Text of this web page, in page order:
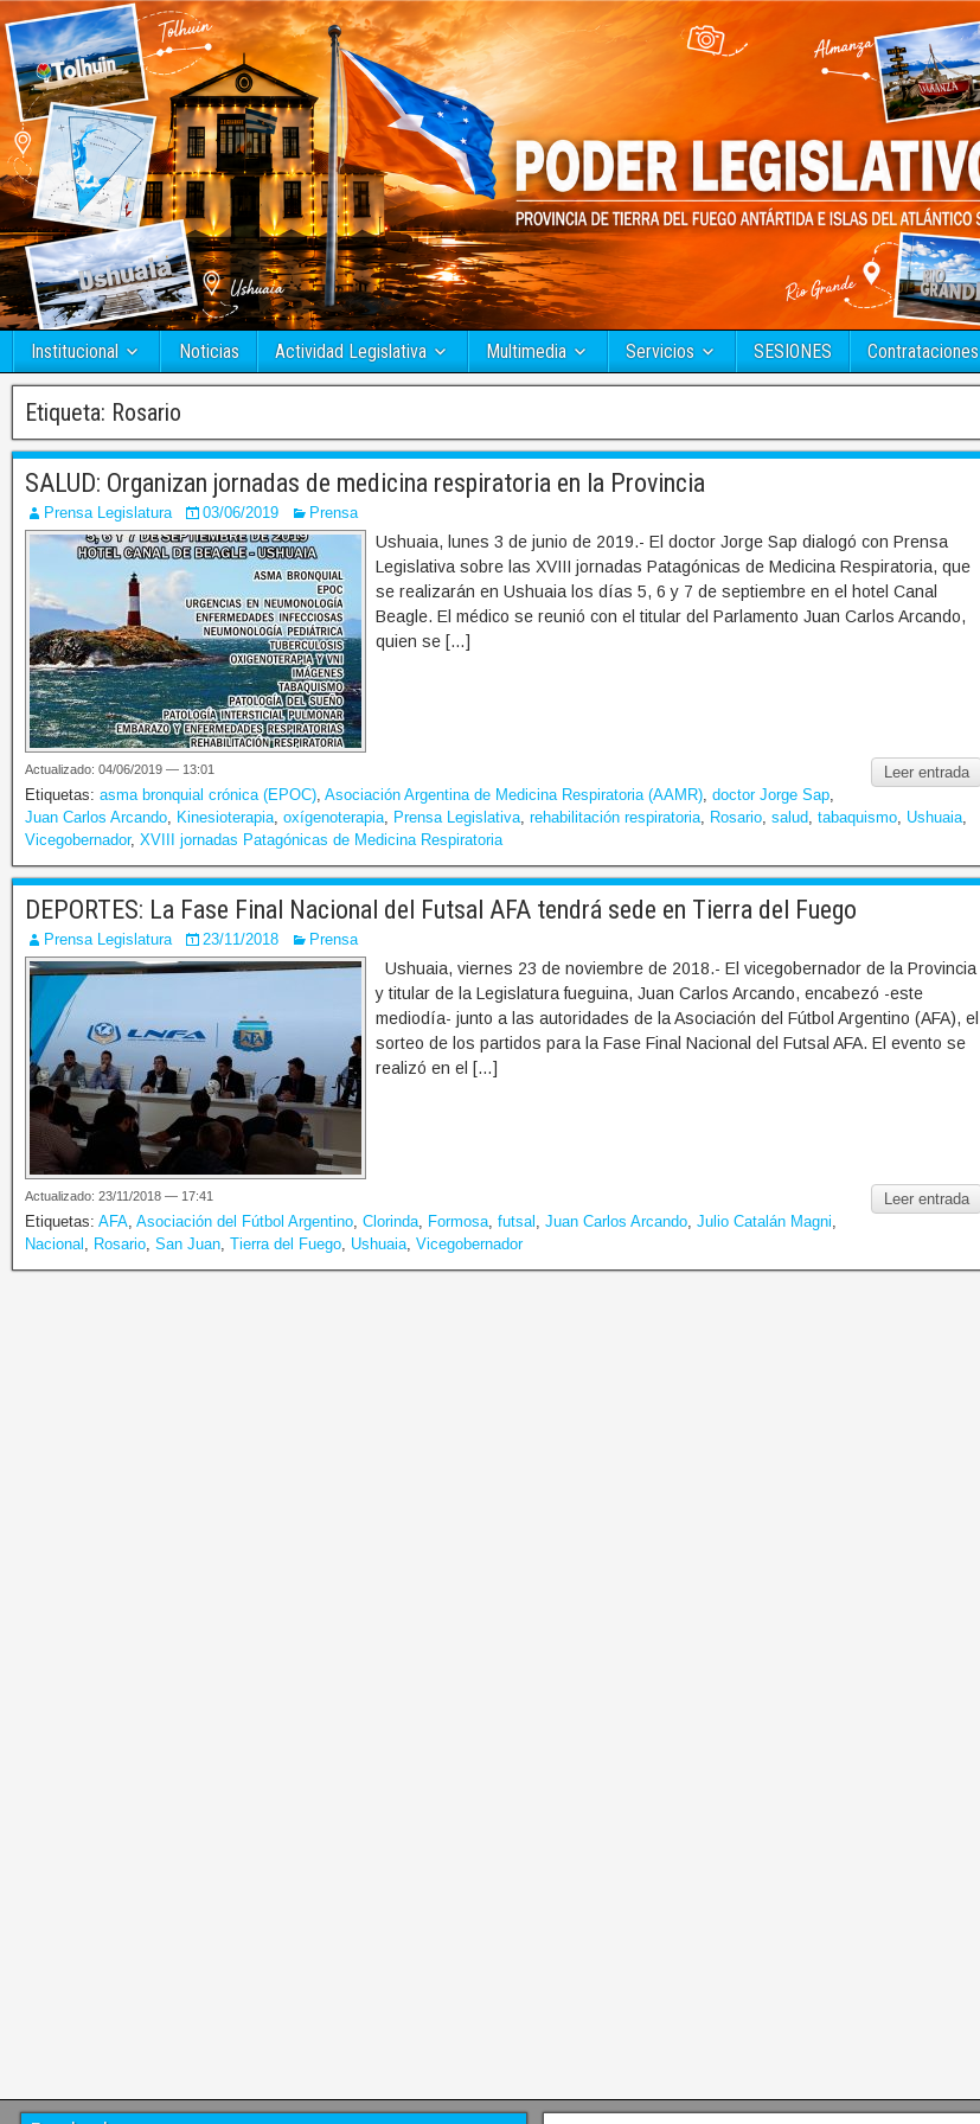
Institucional Noticias Actividad Legislativa Multimedia Servicios SESIONES Contrataciones
Etiqueta: Rosario
SALUD: Organizan jornadas de medicina respiratoria en la Provincia
Prensa Legislatura 03/06/2019 Prensa
Ushuaia, lunes 3 de junio de 2019.- El doctor Jorge Sap dialogó con Prensa
Legislativa sobre las XVIII jornadas Patagónicas de Medicina Respiratoria, que
se realizarán en Ushuaia los días 5, 6 y 7 de septiembre en el hotel Canal
Beagle. El médico se reunió con el titular del Parlamento Juan Carlos Arcando,
quien se […]
Leer entrada
Actualizado: 04/06/2019 — 13:01
Etiquetas: asma bronquial crónica (EPOC), Asociación Argentina de Medicina Respiratoria (AAMR), doctor Jorge Sap,
Juan Carlos Arcando, Kinesioterapia, oxígenoterapia, Prensa Legislativa, rehabilitación respiratoria, Rosario, salud, tabaquismo, Ushuaia,
Vicegobernador, XVIII jornadas Patagónicas de Medicina Respiratoria
DEPORTES: La Fase Final Nacional del Futsal AFA tendrá sede en Tierra del Fuego
Prensa Legislatura 23/11/2018 Prensa
Ushuaia, viernes 23 de noviembre de 2018.- El vicegobernador de la Provincia
y titular de la Legislatura fueguina, Juan Carlos Arcando, encabezó -este
mediodía- junto a las autoridades de la Asociación del Fútbol Argentino (AFA), el
sorteo de los partidos para la Fase Final Nacional del Futsal AFA. El evento se
realizó en el […]
Leer entrada
Actualizado: 23/11/2018 — 17:41
Etiquetas: AFA, Asociación del Fútbol Argentino, Clorinda, Formosa, futsal , Juan Carlos Arcando, Julio Catalán Magni,
Nacional , Rosario, San Juan, Tierra del Fuego, Ushuaia, Vicegobernador